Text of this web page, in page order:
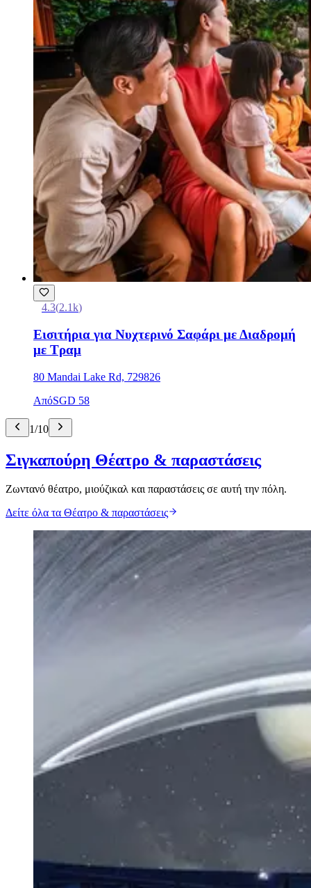
4.3(2.1k)
Εισιτήρια για Νυχτερινό Σαφάρι με Διαδρομή
με Τραμ
80 Mandai Lake Rd, 729826
ΑπόSGD 58
1/10
Σιγκαπούρη Θέατρο & παραστάσεις
Ζωντανό θέατρο, μιούζικαλ και παραστάσεις σε αυτή την πόλη.
Δείτε όλα τα Θέατρο & παραστάσεις